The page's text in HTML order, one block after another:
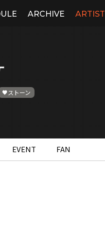
ARCHIVE ARTIST
ストーン
EVENT FAN